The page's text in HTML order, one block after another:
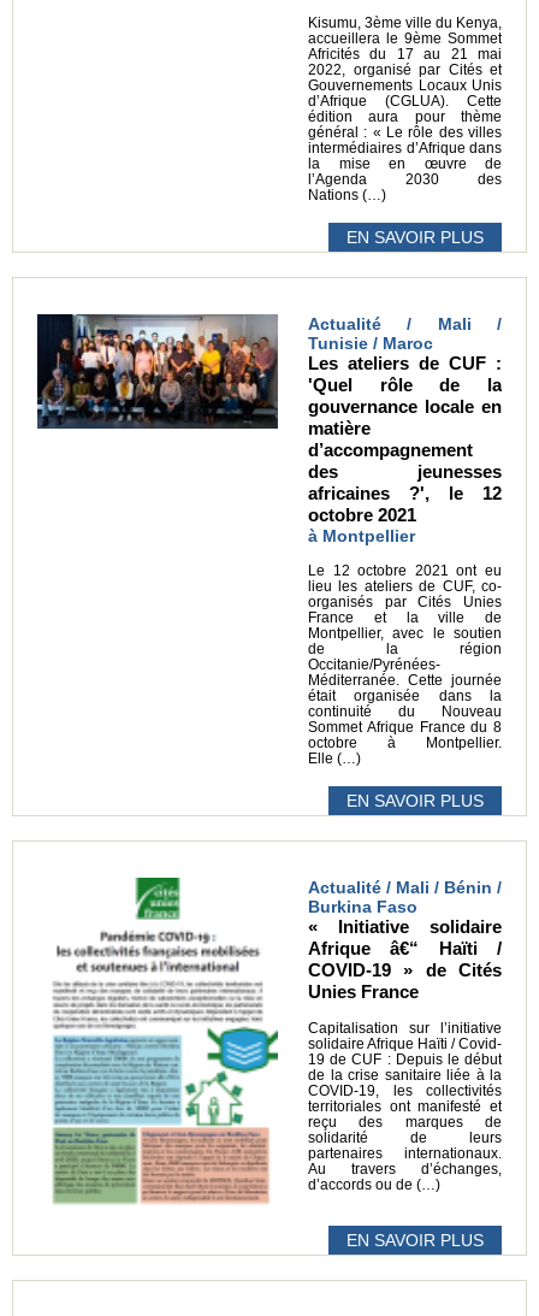
Kisumu, 3ème ville du Kenya,
accueillera le 9ème Sommet
Africités du 17 au 21 mai
2022, organisé par Cités et
Gouvernements Locaux Unis
d’Afrique (CGLUA). Cette
édition aura pour thème
général : « Le rôle des villes
intermédiaires d’Afrique dans
la mise en œuvre de
l’Agenda 2030 des
Nations (…)
EN SAVOIR PLUS
Actualité / Mali /
Tunisie / Maroc
Les ateliers de CUF :
'Quel rôle de la
gouvernance locale en
matière
d’accompagnement
des jeunesses
africaines ?', le 12
octobre 2021
à Montpellier
Le 12 octobre 2021 ont eu
lieu les ateliers de CUF, co-
organisés par Cités Unies
France et la ville de
Montpellier, avec le soutien
de la région
Occitanie/Pyrénées-
Méditerranée. Cette journée
était organisée dans la
continuité du Nouveau
Sommet Afrique France du 8
octobre à Montpellier.
Elle (…)
EN SAVOIR PLUS
Actualité / Mali / Bénin /
Burkina Faso
« Initiative solidaire
Afrique â€“ Haïti /
COVID-19 » de Cités
Unies France
Capitalisation sur l’initiative
solidaire Afrique Haïti / Covid-
19 de CUF : Depuis le début
de la crise sanitaire liée à la
COVID-19, les collectivités
territoriales ont manifesté et
reçu des marques de
solidarité de leurs
partenaires internationaux.
Au travers d’échanges,
d’accords ou de (…)
EN SAVOIR PLUS